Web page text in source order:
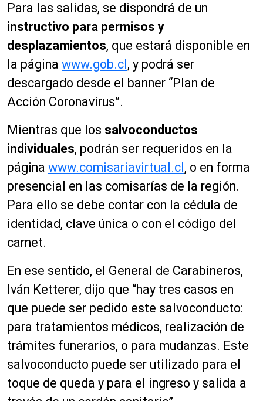
Para las salidas, se dispondrá de un
instructivo para permisos y
desplazamientos, que estará disponible en
la página www.gob.cl, y podrá ser
descargado desde el banner “Plan de
Acción Coronavirus”.
Mientras que los salvoconductos
individuales, podrán ser requeridos en la
página www.comisariavirtual.cl, o en forma
presencial en las comisarías de la región.
Para ello se debe contar con la cédula de
identidad, clave única o con el código del
carnet.
En ese sentido, el General de Carabineros,
Iván Ketterer, dijo que “hay tres casos en
que puede ser pedido este salvoconducto:
para tratamientos médicos, realización de
trámites funerarios, o para mudanzas. Este
salvoconducto puede ser utilizado para el
toque de queda y para el ingreso y salida a